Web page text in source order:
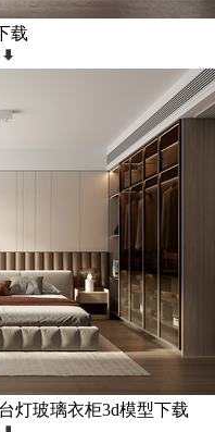
载
灯玻璃衣柜3d模型下载